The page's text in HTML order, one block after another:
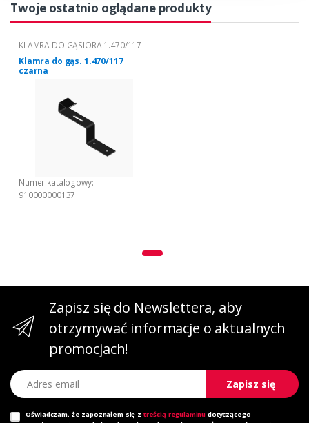
Twoje ostatnio oglądane produkty
KLAMRA DO GĄSIORA 1.470/117
Klamra do gąs. 1.470/117
czarna
Numer katalogowy:
910000000137
Zapisz się do Newslettera, aby
otrzymywać informacje o aktualnych
promocjach!
Adres email
Zapisz się
Oświadczam, że zapoznałem się z treścią regulaminu dotyczącego